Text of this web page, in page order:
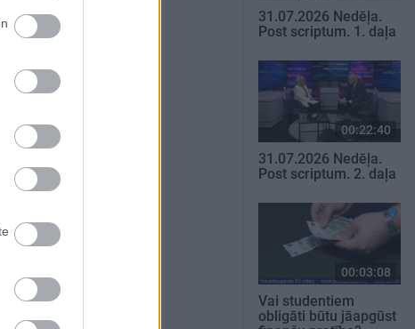
31.07.2026 Nedēļa.
Post scriptum. 1. daļa
00:22:40
31.07.2026 Nedēļa.
Post scriptum. 2. daļa
00:03:08
Vai studentiem
obligāti būtu jāapgūst